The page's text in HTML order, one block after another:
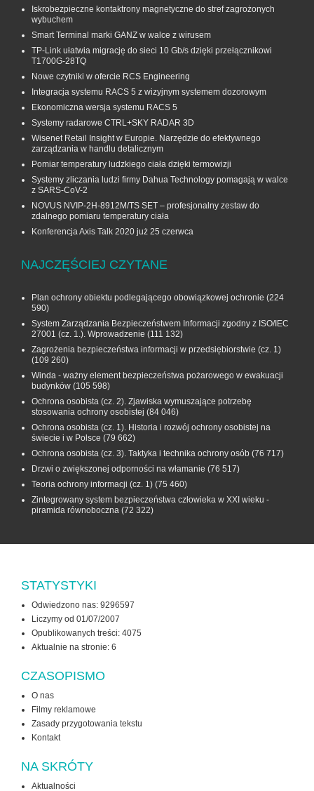
Iskrobezpieczne kontaktrony magnetyczne do stref zagrożonych
wybuchem
Smart Terminal marki GANZ w walce z wirusem
TP-Link ułatwia migrację do sieci 10 Gb/s dzięki przełącznikowi
T1700G‑28TQ
Nowe czytniki w ofercie RCS Engineering
Integracja systemu RACS 5 z wizyjnym systemem dozorowym
Ekonomiczna wersja systemu RACS 5
Systemy radarowe CTRL+SKY RADAR 3D
Wisenet Retail Insight w Europie. Narzędzie do efektywnego
zarządzania w handlu detalicznym
Pomiar temperatury ludzkiego ciała dzięki termowizji
Systemy zliczania ludzi firmy Dahua Technology pomagają w walce
z SARS-CoV-2
NOVUS NVIP-2H-8912M/TS SET – profesjonalny zestaw do
zdalnego pomiaru temperatury ciała
Konferencja Axis Talk 2020 już 25 czerwca
NAJCZĘŚCIEJ CZYTANE
Plan ochrony obiektu podlegającego obowiązkowej ochronie (224
590)
System Zarządzania Bezpieczeństwem Informacji zgodny z ISO/IEC
27001 (cz. 1.). Wprowadzenie (111 132)
Zagrożenia bezpieczeństwa informacji w przedsiębiorstwie (cz. 1)
(109 260)
Winda - ważny element bezpieczeństwa pożarowego w ewakuacji
budynków (105 598)
Ochrona osobista (cz. 2). Zjawiska wymuszające potrzebę
stosowania ochrony osobistej (84 046)
Ochrona osobista (cz. 1). Historia i rozwój ochrony osobistej na
świecie i w Polsce (79 662)
Ochrona osobista (cz. 3). Taktyka i technika ochrony osób (76 717)
Drzwi o zwiększonej odporności na włamanie (76 517)
Teoria ochrony informacji (cz. 1) (75 460)
Zintegrowany system bezpieczeństwa człowieka w XXI wieku -
piramida równoboczna (72 322)
STATYSTYKI
Odwiedzono nas: 9296597
Liczymy od 01/07/2007
Opublikowanych treści: 4075
Aktualnie na stronie: 6
CZASOPISMO
O nas
Filmy reklamowe
Zasady przygotowania tekstu
Kontakt
NA SKRÓTY
Aktualności